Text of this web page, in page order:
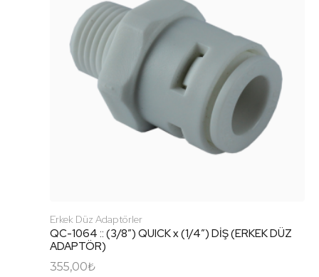
Erkek Düz Adaptörler
QC-1064 :: (3/8″) QUICK x (1/4″) DİŞ (ERKEK DÜZ
ADAPTÖR)
355,00₺